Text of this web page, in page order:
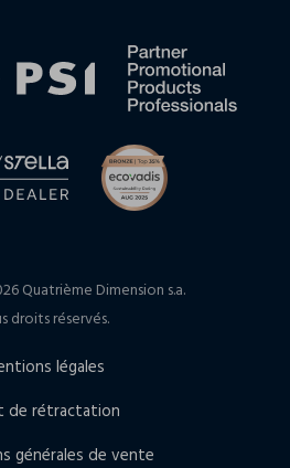
Quatrième Dimension s.a.
droits réservés.
légales
de rétractation
générales de vente